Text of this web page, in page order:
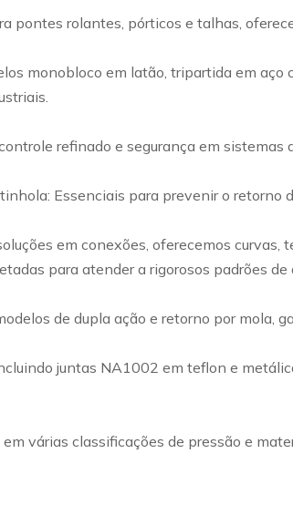
pontes rolantes, pórticos e talhas,
monobloco em latão, tripartida em
refinado e segurança em sistemas
Essenciais para prevenir o retorno
em conexões, oferecemos
para atender a rigorosos padrões de
de dupla ação e retorno por
juntas NA1002 em teflon e
várias classificações de pressão e